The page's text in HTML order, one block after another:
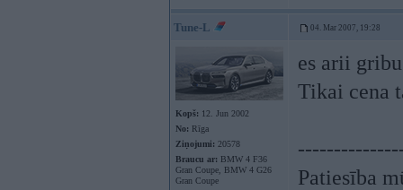
Tune-L 04. Mar 2007, 19:28
Kopš: 12. Jun 2002
No: Rīga
Ziņojumi: 20578
Braucu ar: BMW 4 F36
Gran Coupe, BMW 4 G26
Gran Coupe
es arii
Tikai cena
Patiesība